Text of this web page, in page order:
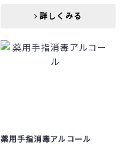
詳しくみる
詳しくみる
薬用手指消毒アルコール